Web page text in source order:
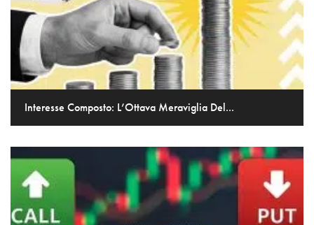
Interesse Composto: L’Ottava Meraviglia Del...